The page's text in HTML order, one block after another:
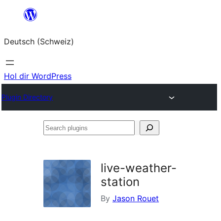
springen
Deutsch (Schweiz)
Hol dir WordPress
Plugin Directory
Search
live-weather-
station
By Jason Rouet